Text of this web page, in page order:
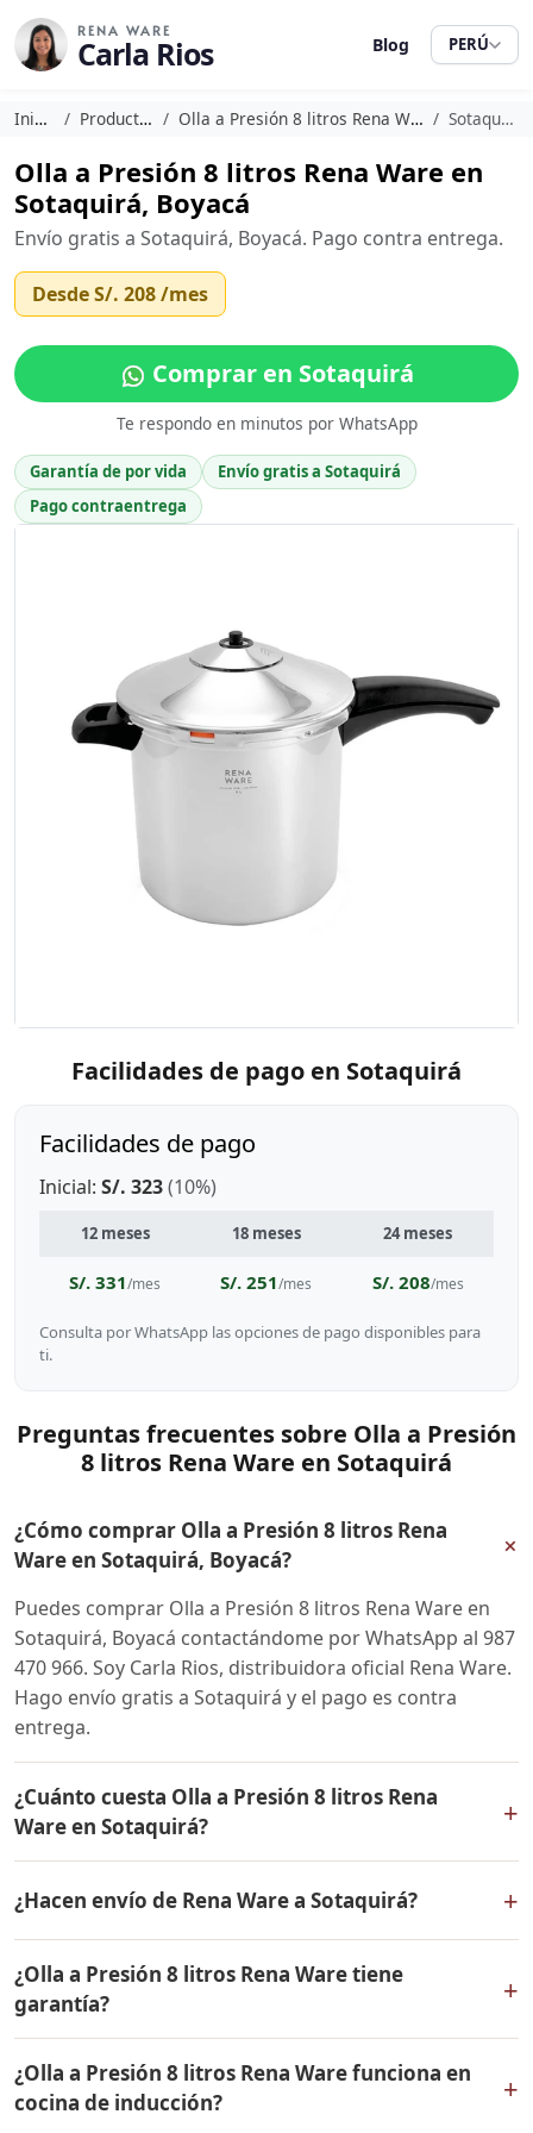
RENA WARE
Carla Rios Blog PERÚ
Inicio Productos Olla a Presión 8 litros Rena Ware Sotaquirá
Olla a Presión 8 litros Rena Ware en
Sotaquirá, Boyacá
Envío gratis a Sotaquirá, Boyacá. Pago contra entrega.
DesdeS/. 208/mes
Comprar en Sotaquirá
Te respondo en minutos por WhatsApp
Garantía de por vida
Envío gratis a Sotaquirá
Pago contraentrega
Facilidades de pago en Sotaquirá
Facilidades de pago
Inicial: S/. 323(10%)
12 meses 18 meses 24 meses
S/. 331/mes S/. 251/mes S/. 208/mes
Consulta por WhatsApp las opciones de pago disponibles para
ti.
Preguntas frecuentes sobre Olla a Presión
8 litros Rena Ware en Sotaquirá
¿Cómo comprar Olla a Presión 8 litros Rena
Ware en Sotaquirá, Boyacá?
+
Puedes comprar Olla a Presión 8 litros Rena Ware en
Sotaquirá, Boyacá contactándome por WhatsApp al 987
470 966. Soy Carla Rios, distribuidora oficial Rena Ware.
Hago envío gratis a Sotaquirá y el pago es contra
entrega.
¿Cuánto cuesta Olla a Presión 8 litros Rena
Ware en Sotaquirá?
+
mismo en todo Colombia. Contáctame por WhatsApp
para conocer el precio actual, promociones disponibles
y facilidades de pago en cuotas desde el 10% de inicial.
¿Hacen envío de Rena Ware a Sotaquirá? +
Ware a Sotaquirá, Boyacá y a todo Colombia. El pago es
contra entrega.
¿Olla a Presión 8 litros Rena Ware tiene
garantía?
+
por vida contra defectos de fabricación. Todos los
productos Rena Ware están fabricados en acero
¿Olla a Presión 8 litros Rena Ware funciona en
cocina de inducción?
+